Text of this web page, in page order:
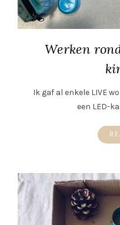
Werken
Ik gaf al enkele LIVE
een LED-